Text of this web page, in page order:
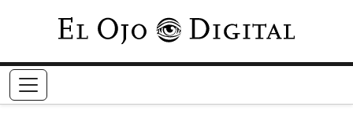
Pasar al contenido principal